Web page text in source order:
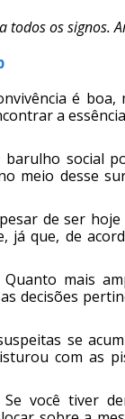
todos os signos.
é
a
barulho social
meio desse
de ser
já que, de
Quanto mais
decisões
se
com as
Se você tiver